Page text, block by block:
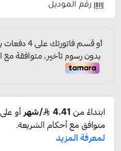
رقم الموديل